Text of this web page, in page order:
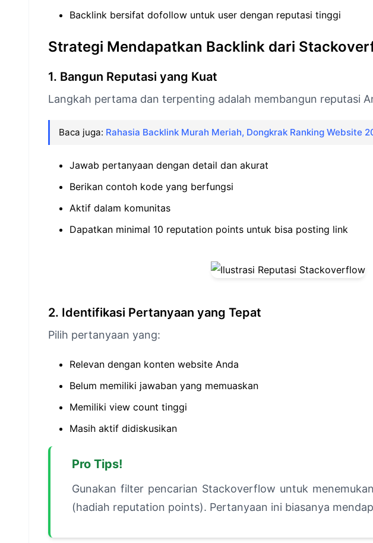
Backlink bersifat dofollow untuk user dengan reputasi tinggi
Strategi Mendapatkan Backlink dari
1. Bangun Reputasi yang Kuat
Langkah pertama dan terpenting adalah membangun reputasi
Baca juga: Rahasia Backlink Murah Meriah, Dongkrak Ranking Website
Jawab pertanyaan dengan detail dan akurat
Berikan contoh kode yang berfungsi
Aktif dalam komunitas
Dapatkan minimal 10 reputation points untuk bisa posting link
2. Identifikasi Pertanyaan yang Tepat
Pilih pertanyaan yang:
Relevan dengan konten website Anda
Belum memiliki jawaban yang memuaskan
Memiliki view count tinggi
Masih aktif didiskusikan
Pro Tips!
Gunakan filter pencarian Stackoverflow untuk
(hadiah reputation points). Pertanyaan ini biasanya